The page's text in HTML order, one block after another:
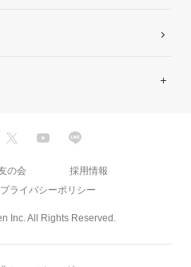
Inc. All Rights Reserved.
の会
採用情報
プライバシーポリシー